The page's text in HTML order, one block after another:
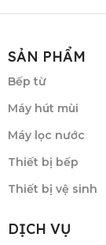
SẢN PHẨM
Bếp từ
Máy hút mùi
Máy lọc nước
Thiết bị bếp
Thiết bị vệ sinh
DỊCH VỤ